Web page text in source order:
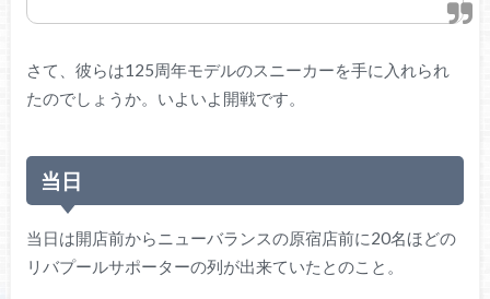
さて、彼らは125周年モデルのスニーカーを手に入れられ
たのでしょうか。いよいよ開戦です。
当日
当日は開店前からニューバランスの原宿店前に20名ほどの
リバプールサポーターの列が出来ていたとのこと。